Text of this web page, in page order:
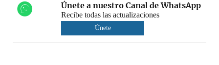
Únete a nuestro Canal de WhatsApp
Recibe todas las actualizaciones
Únete